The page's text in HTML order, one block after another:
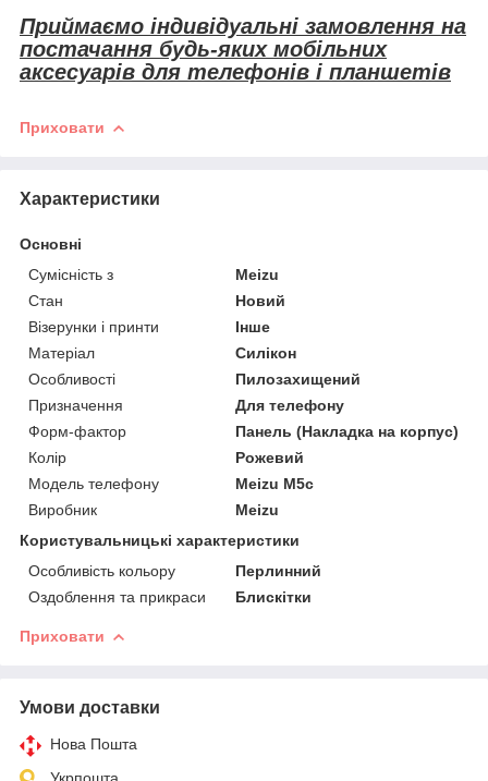
Приймаємо індивідуальні замовлення на
постачання будь-яких мобільних
аксесуарів для телефонів і планшетів
Приховати
Характеристики
Основні
Сумісність з
Meizu
Стан
Новий
Візерунки і принти
Інше
Матеріал
Силікон
Особливості
Пилозахищений
Призначення
Для телефону
Форм-фактор
Панель (Накладка на корпус)
Колір
Рожевий
Модель телефону
Meizu M5c
Виробник
Meizu
Користувальницькі характеристики
Особливість кольору
Перлинний
Оздоблення та прикраси
Блискітки
Приховати
Умови доставки
Нова Пошта
Укрпошта